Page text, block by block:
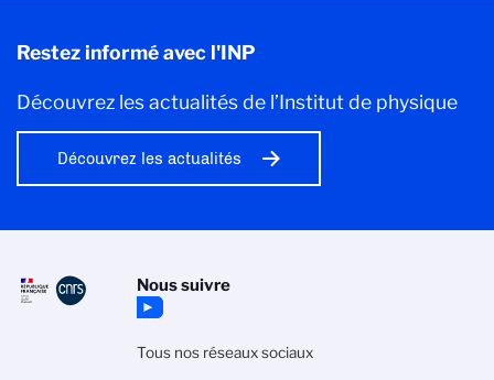
Restez informé avec l'INP
Découvrez les actualités de l’Institut de physique
Découvrez les actualités
Nous suivre
Tous nos réseaux sociaux